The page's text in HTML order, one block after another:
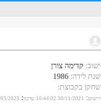
ישוב: קדימה צורן
שנת לידה:
1986
שחקן בקבוצת:
רישום:
30/11/2021 10:44:02 עדכון:
2023 08:22:30